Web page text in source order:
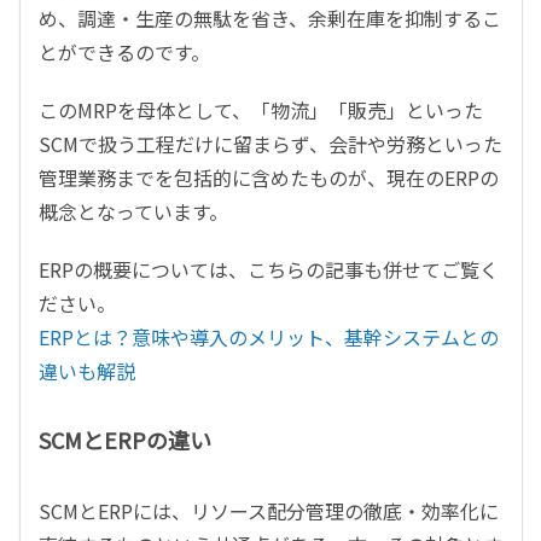
め、調達・生産の無駄を省き、余剰在庫を抑制するこ
とができるのです。
このMRPを母体として、「物流」「販売」といった
SCMで扱う工程だけに留まらず、会計や労務といった
管理業務までを包括的に含めたものが、現在のERPの
概念となっています。
ERPの概要については、こちらの記事も併せてご覧く
ださい。
ERPとは？意味や導入のメリット、基幹システムとの
違いも解説
SCMとERPの違い
SCMとERPには、リソース配分管理の徹底・効率化に